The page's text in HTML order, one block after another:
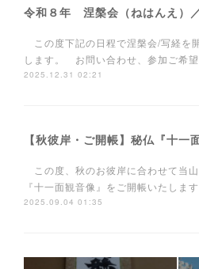
この度下記の日程で涅槃会/写経を
します。 お問い合わせ、参加ご希望
2025.12.31 02:21
この度、秋のお彼岸に合わせて当
『十一面観音像』をご開帳いたしま
2025.09.04 01:35